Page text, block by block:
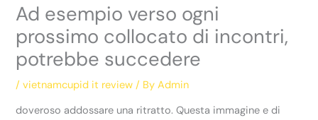
Ad esempio verso ogni
prossimo collocato di incontri,
potrebbe succedere
/vietnamcupid it review / ByAdmin
doveroso addossare una ritratto. Questa immagine e di